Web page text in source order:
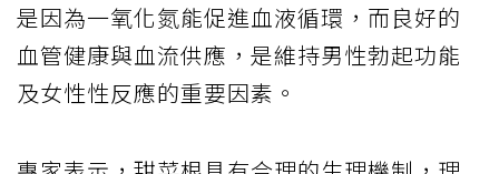
是因為一氧化氮能促進血液循環，而良好的
血管健康與血流供應，是維持男性勃起功能
及女性性反應的重要因素。